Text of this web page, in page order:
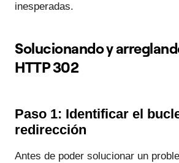
inesperadas.
Solucionando y
HTTP 302
Paso 1: Identificar el
redirección
Antes de poder solucionar un